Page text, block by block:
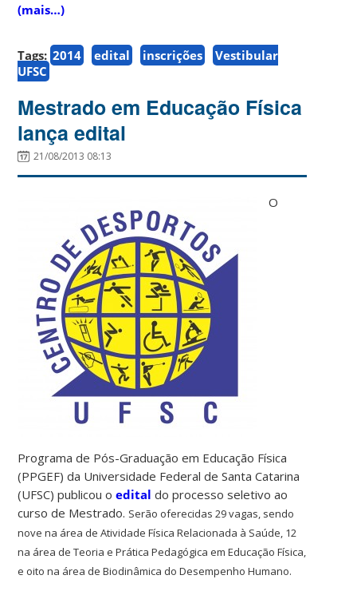
(mais…)
Tags: 2014 edital inscrições
Vestibular
UFSC
Mestrado em Educação Física
lança edital
21/08/2013 08:13
O
Programa de Pós-Graduação em Educação Física
(PPGEF) da Universidade Federal de Santa Catarina
(UFSC) publicou oedital do processo seletivo ao
curso de Mestrado. Serão oferecidas 29 vagas, sendo
nove na área de Atividade Física Relacionada à Saúde, 12
na área de Teoria e Prática Pedagógica em Educação Física,
e oito na área de Biodinâmica do Desempenho Humano.